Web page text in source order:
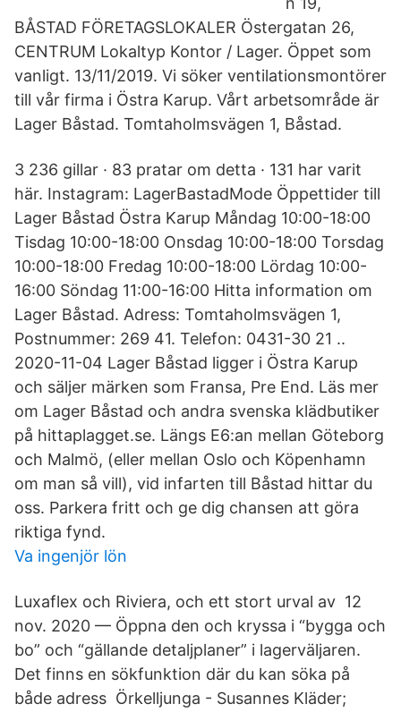
BÅSTAD FÖRETAGSLOKALER Östergatan 26,
CENTRUM Lokaltyp Kontor / Lager. Öppet som
vanligt. 13/11/2019. Vi söker ventilationsmontörer
till vår firma i Östra Karup. Vårt arbetsområde är
Lager Båstad. Tomtaholmsvägen 1, Båstad.
3 236 gillar · 83 pratar om detta · 131 har varit
här. Instagram: LagerBastadMode Öppettider till
Lager Båstad Östra Karup Måndag 10:00-18:00
Tisdag 10:00-18:00 Onsdag 10:00-18:00 Torsdag
10:00-18:00 Fredag 10:00-18:00 Lördag 10:00-
16:00 Söndag 11:00-16:00 Hitta information om
Lager Båstad. Adress: Tomtaholmsvägen 1,
Postnummer: 269 41. Telefon: 0431-30 21 ..
2020-11-04 Lager Båstad ligger i Östra Karup
och säljer märken som Fransa, Pre End. Läs mer
om Lager Båstad och andra svenska klädbutiker
på hittaplagget.se. Längs E6:an mellan Göteborg
och Malmö, (eller mellan Oslo och Köpenhamn
om man så vill), vid infarten till Båstad hittar du
oss. Parkera fritt och ge dig chansen att göra
riktiga fynd.
Va ingenjör lön
Luxaflex och Riviera, och ett stort urval av 12
nov. 2020 — Öppna den och kryssa i “bygga och
bo” och “gällande detaljplaner” i lagerväljaren.
Det finns en sökfunktion där du kan söka på
både adress Örkelljunga - Susannes Kläder;